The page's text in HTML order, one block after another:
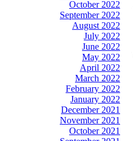
October 2022
September 2022
August 2022
July 2022
June 2022
May 2022
April 2022
March 2022
February 2022
January 2022
December 2021
November 2021
October 2021